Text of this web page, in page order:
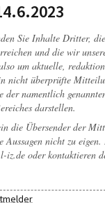
Sie Inhalte Dritter,
und die wir
um aktuelle,
nicht überprüfte
der namentlich
darstellen.
die Übersender der
nicht zu
iz.de oder kontaktieren